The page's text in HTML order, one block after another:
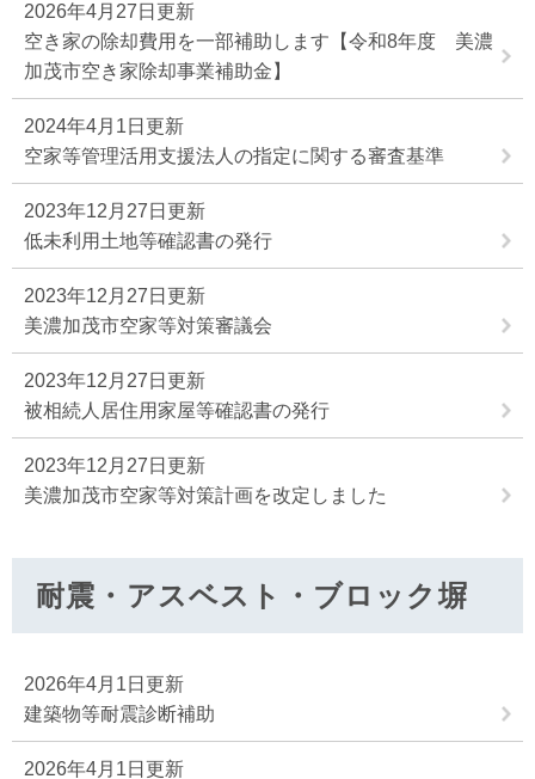
2026年4月27日更新
空き家の除却費用を一部補助します【令和8年度 美濃
加茂市空き家除却事業補助金】
2024年4月1日更新
空家等管理活用支援法人の指定に関する審査基準
2023年12月27日更新
低未利用土地等確認書の発行
2023年12月27日更新
美濃加茂市空家等対策審議会
2023年12月27日更新
被相続人居住用家屋等確認書の発行
2023年12月27日更新
美濃加茂市空家等対策計画を改定しました
耐震・アスベスト・ブロック塀
2026年4月1日更新
建築物等耐震診断補助
2026年4月1日更新